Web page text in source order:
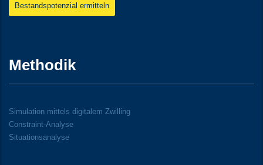
Bestandspotenzial ermitteln
Methodik
Simulation mittels digitalem Zwilling
Constraint-Analyse
Situationsanalyse